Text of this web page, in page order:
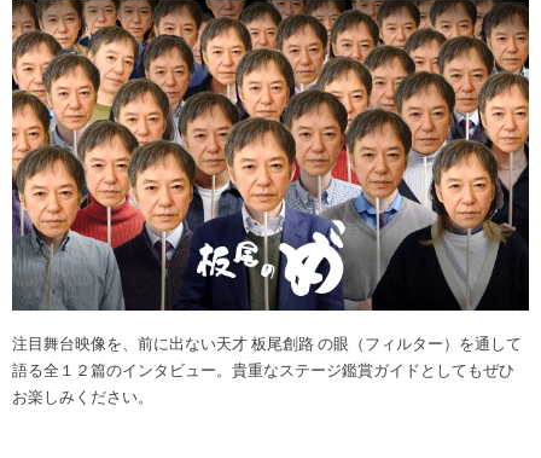
注目舞台映像を、前に出ない天才 板尾創路 の眼（フィルター）を通して
語る全１２篇のインタビュー。貴重なステージ鑑賞ガイドとしてもぜひ
お楽しみください。